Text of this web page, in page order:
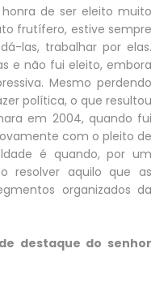
de ser eleito muito
frutífero, estive sempre
las, trabalhar por elas.
e não fui eleito, embora
Mesmo perdendo
política, o que resultou
em 2004, quando fui
com o pleito de
é quando, por um
resolver aquilo que as
organizados da
destaque do senhor